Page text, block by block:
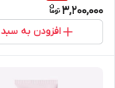
3,200,000
افزودن به سبد